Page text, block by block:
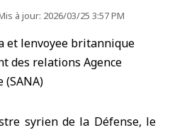
à jour: 2026/03/25 3:57 PM
syrien de la Défense, le